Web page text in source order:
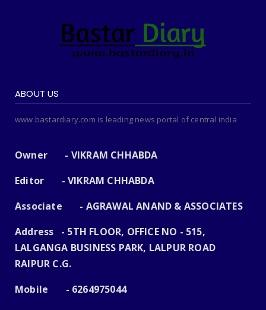
ABOUT US
www.bastardiary.com is leading news portal of central india
Owner - VIKRAM CHHABDA
Editor - VIKRAM CHHABDA
Associate - AGRAWAL ANAND & ASSOCIATES
Address - 5TH FLOOR, OFFICE NO - 515,
LALGANGA BUSINESS PARK, LALPUR ROAD
RAIPUR C.G.
Mobile - 6264975044